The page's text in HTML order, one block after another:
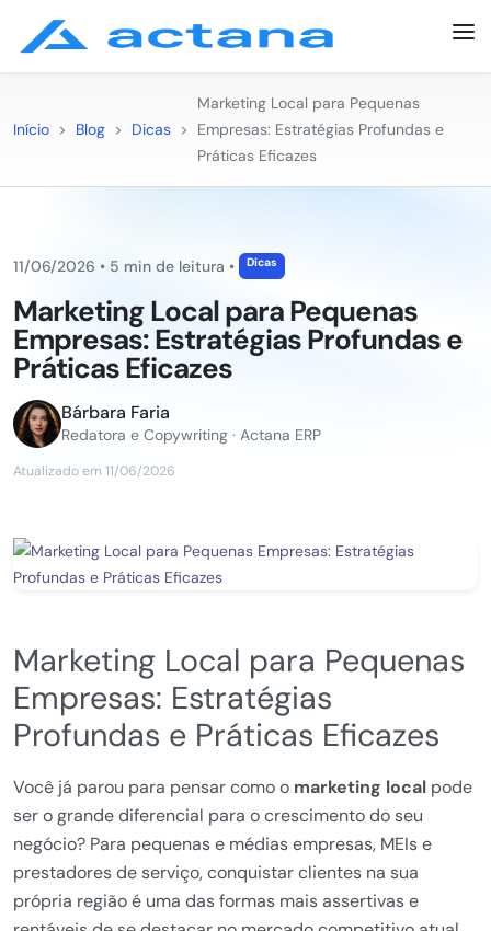
Início > Blog > Dicas >
Marketing Local para Pequenas
Empresas: Estratégias Profundas e
Práticas Eficazes
11/06/2026 • 5 min de leitura • Dicas
Marketing Local para Pequenas
Empresas: Estratégias Profundas e
Práticas Eficazes
Bárbara Faria
Redatora e Copywriting · Actana ERP
Atualizado em 11/06/2026
Marketing Local para Pequenas
Empresas: Estratégias
Profundas e Práticas Eficazes
Você já parou para pensar como o marketing local pode
ser o grande diferencial para o crescimento do seu
negócio? Para pequenas e médias empresas, MEIs e
prestadores de serviço, conquistar clientes na sua
própria região é uma das formas mais assertivas e